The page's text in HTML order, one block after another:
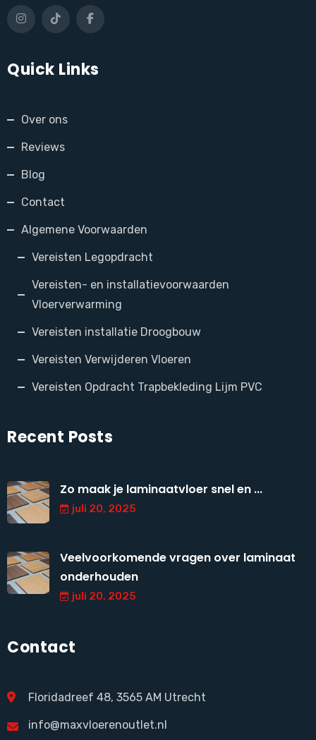
Quick Links
Over ons
Reviews
Blog
Contact
Algemene Voorwaarden
Vereisten Legopdracht
Vereisten- en installatievoorwaarden
Vloerverwarming
Vereisten installatie Droogbouw
Vereisten Verwijderen Vloeren
Vereisten Opdracht Trapbekleding Lijm PVC
Recent Posts
Zo maak je laminaatvloer snel en ...
juli 20, 2025
Veelvoorkomende vragen over laminaat
onderhouden
juli 20, 2025
Contact
Floridadreef 48, 3565 AM Utrecht
info@maxvloerenoutlet.nl